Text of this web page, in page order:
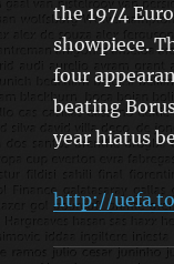
the 1974
showpiece.
four
beating
year hiatus
http://